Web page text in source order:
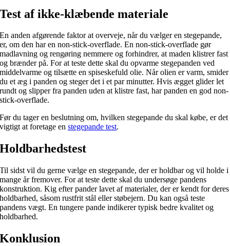
Test af ikke-klæbende materiale
En anden afgørende faktor at overveje, når du vælger en stegepande,
er, om den har en non-stick-overflade. En non-stick-overflade gør
madlavning og rengøring nemmere og forhindrer, at maden klistrer fast
og brænder på. For at teste dette skal du opvarme stegepanden ved
middelvarme og tilsætte en spiseskefuld olie. Når olien er varm, smider
du et æg i panden og steger det i et par minutter. Hvis ægget glider let
rundt og slipper fra panden uden at klistre fast, har panden en god non-
stick-overflade.
Før du tager en beslutning om, hvilken stegepande du skal købe, er det
vigtigt at foretage enstegepande test.
Holdbarhedstest
Til sidst vil du gerne vælge en stegepande, der er holdbar og vil holde i
mange år fremover. For at teste dette skal du undersøge pandens
konstruktion. Kig efter pander lavet af materialer, der er kendt for deres
holdbarhed, såsom rustfrit stål eller støbejern. Du kan også teste
pandens vægt. En tungere pande indikerer typisk bedre kvalitet og
holdbarhed.
Konklusion